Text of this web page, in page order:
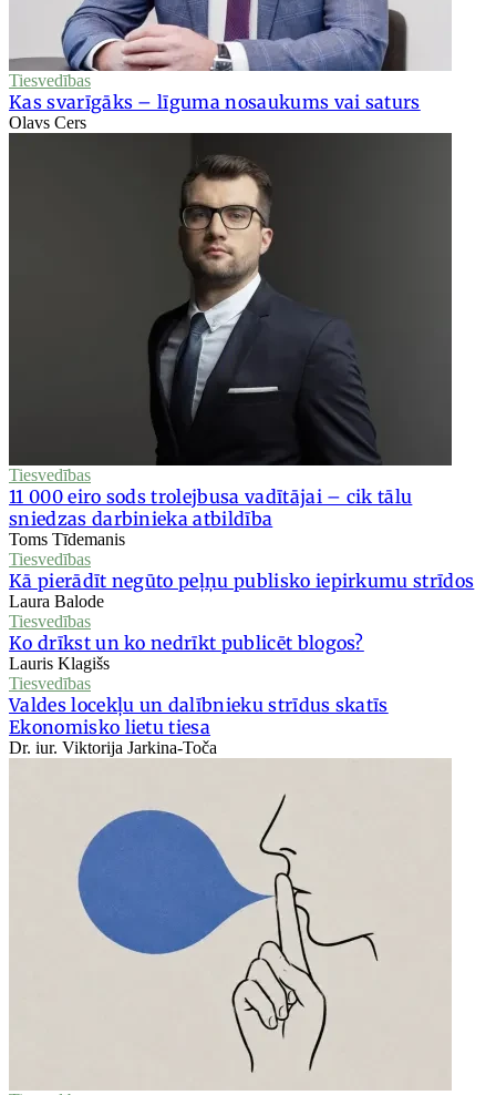
Tiesvedības
Kas svarīgāks – līguma nosaukums vai saturs
Olavs Cers
Tiesvedības
11 000 eiro sods trolejbusa vadītājai – cik tālu
sniedzas darbinieka atbildība
Toms Tīdemanis
Tiesvedības
Kā pierādīt negūto peļņu publisko iepirkumu strīdos
Laura Balode
Tiesvedības
Ko drīkst un ko nedrīkt publicēt blogos?
Lauris Klagišs
Tiesvedības
Valdes locekļu un dalībnieku strīdus skatīs
Ekonomisko lietu tiesa
Dr. iur. Viktorija Jarkina-Toča